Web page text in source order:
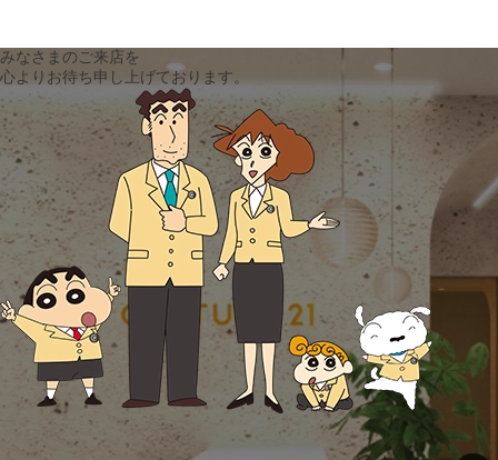
みなさまのご来店を
心よりお待ち申し上げております。